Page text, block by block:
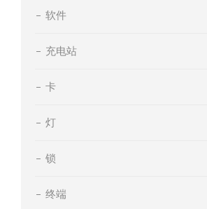
软件
充电站
卡
灯
锁
终端